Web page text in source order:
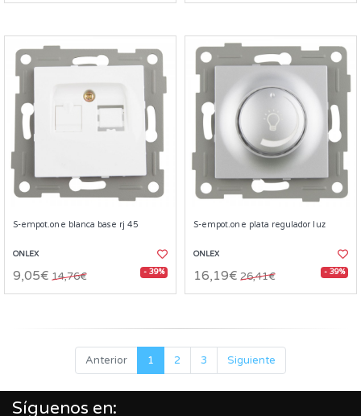
S-empot.one blanca base rj 45
ONLEX
9,05€ 14,76€ - 39%
S-empot.one plata regulador luz
ONLEX
16,19€ 26,41€ - 39%
Anterior 1 2 3 Siguiente
Síguenos en: